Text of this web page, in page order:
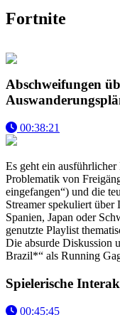
Fortnite
Abschweifungen
00:38:21
Es geht ein
Problematik von
eingefangen“) und die
Streamer spekuliert
Spanien, Japan oder
genutzte Playlist
Die absurde Diskussion
Brazil*“ als Running
Spielerische
00:45:45